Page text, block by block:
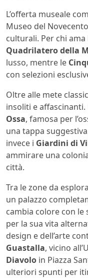
L’offerta museale
Museo del
culturali. Per chi
Quadrilatero della
lusso, mentre le
con selezioni
Oltre alle mete
insoliti e affascinanti.
Ossa, famosa per
una tappa
invece i Giardini di
ammirare una
città.
Tra le zone da
un palazzo
cambia colore con
per la sua vita
design e dell’arte
Guastalla, vicino
Diavolo in Piazza
ulteriori spunti per